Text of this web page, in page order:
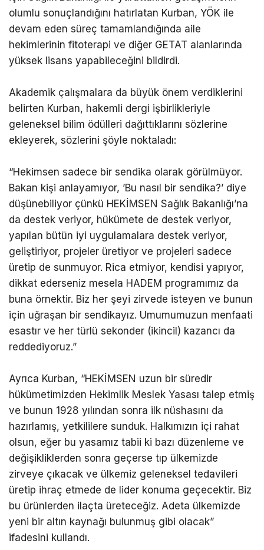
olumlu sonuçlandığını hatırlatan Kurban, YÖK ile
devam eden süreç tamamlandığında aile
hekimlerinin fitoterapi ve diğer GETAT alanlarında
yüksek lisans yapabileceğini bildirdi.
Akademik çalışmalara da büyük önem verdiklerini
belirten Kurban, hakemli dergi işbirlikleriyle
geleneksel bilim ödülleri dağıttıklarını sözlerine
ekleyerek, sözlerini şöyle noktaladı:
“Hekimsen sadece bir sendika olarak görülmüyor.
Bakan kişi anlayamıyor, ’Bu nasıl bir sendika?’ diye
düşünebiliyor çünkü HEKİMSEN Sağlık Bakanlığı’na
da destek veriyor, hükümete de destek veriyor,
yapılan bütün iyi uygulamalara destek veriyor,
geliştiriyor, projeler üretiyor ve projeleri sadece
üretip de sunmuyor. Rica etmiyor, kendisi yapıyor,
dikkat ederseniz mesela HADEM programımız da
buna örnektir. Biz her şeyi zirvede isteyen ve bunun
için uğraşan bir sendikayız. Umumumuzun menfaati
esastır ve her türlü sekonder (ikincil) kazancı da
reddediyoruz.”
Ayrıca Kurban, “HEKİMSEN uzun bir süredir
hükümetimizden Hekimlik Meslek Yasası talep etmiş
ve bunun 1928 yılından sonra ilk nüshasını da
hazırlamış, yetkililere sunduk. Halkımızın içi rahat
olsun, eğer bu yasamız tabii ki bazı düzenleme ve
değişikliklerden sonra geçerse tıp ülkemizde
zirveye çıkacak ve ülkemiz geleneksel tedavileri
üretip ihraç etmede de lider konuma geçecektir. Biz
bu ürünlerden ilaçta üreteceğiz. Adeta ülkemizde
yeni bir altın kaynağı bulunmuş gibi olacak”
ifadesini kullandı.